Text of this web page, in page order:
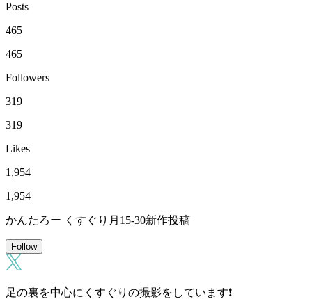
Posts
465
465
Followers
319
319
Likes
1,954
1,954
かんたろー くすぐり月15-30新作投稿
Follow
足の裏を中心にくすぐりの撮影をしています❗️